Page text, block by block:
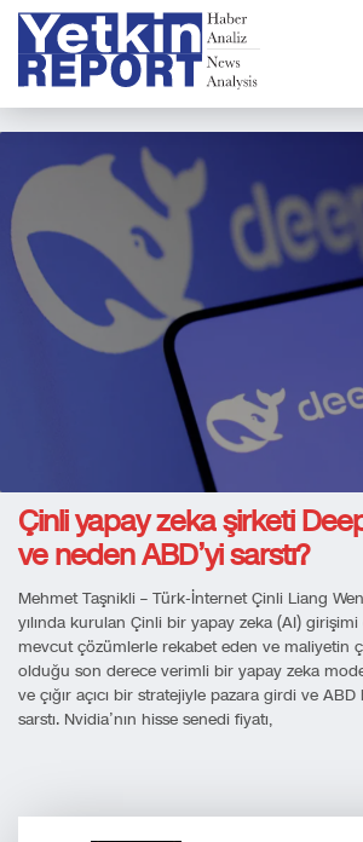
Çinli yapay zeka şirketi
ve neden ABD’yi sarstı?
Mehmet Taşnikli – Türk-İnternet Çinli Liang
yılında kurulan Çinli bir yapay zeka (AI)
mevcut çözümlerle rekabet eden ve maliyetin
olduğu son derece verimli bir yapay zeka
ve çığır açıcı bir stratejiyle pazara girdi ve ABD
sarstı. Nvidia’nın hisse senedi fiyatı,